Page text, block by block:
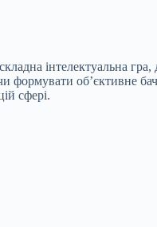
інтелектуальна гра,
формувати об’єктивне
сфері.